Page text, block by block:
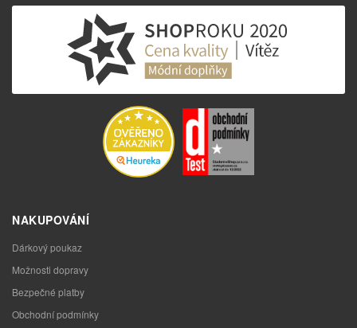
NAKUPOVÁNÍ
Dárkový poukaz
Možnosti dopravy
Bezpečné platby
Obchodní podmínky